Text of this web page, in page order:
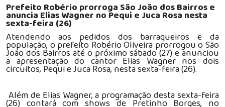
Prefeito Robério prorroga São João dos Bairros e
anuncia Elias Wagner no Pequi e Juca Rosa nesta
sexta-feira (26)
Atendendo aos pedidos dos barraqueiros e da
população, o prefeito Robério Oliveira prorrogou o São
João dos Bairros até o próximo sábado (27) e anunciou
a apresentação do cantor Elias Wagner nos dois
circuitos, Pequi e Juca Rosa, nesta sexta-feira (26).
Além de Elias Wagner, a programação desta sexta-feira
(26) contará com shows de Pretinho Borges, no